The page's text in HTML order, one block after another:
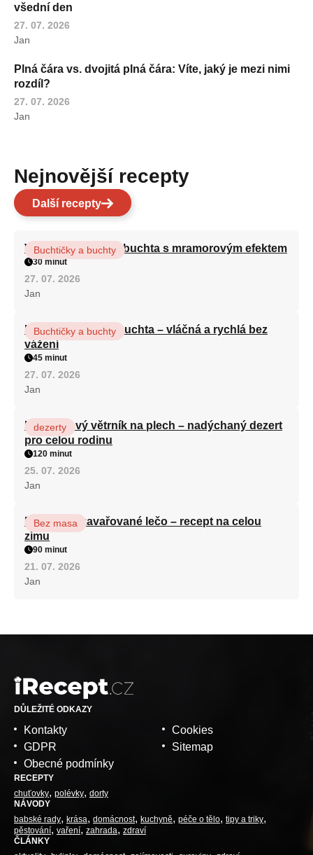
všední den
27. 07. 2026
Jan
Plná čára vs. dvojitá plná čára: Víte, jaký je mezi nimi
rozdíl?
27. 07. 2026
Jan
Nejnovější recepty
Další recepty
Vláčná olejová litá buchta s mramorovým efektem
Buchtičky a buchty
30 minut
27. 07. 2026
Jan
Hrnková maková buchta – vláčná a rychlá bez
vážení
Buchtičky a buchty
45 minut
27. 07. 2026
Jan
Karamelový větrník na plech – nadýchaný dezert
pro celou rodinu
dezerty
120 minut
25. 07. 2026
Jan
Babiččino zavařované lečo – recept na celou
zimu
Bez masa
90 minut
21. 07. 2026
Jan
DŮLEŽITÉ ODKAZY
Kontakty
GDPR
Obecné podmínky
Cookies
Sitemap
RECEPTY
chuťovky polévky dorty
NÁVODY
babské rady krása domácnost kuchyně péče o tělo tipy a triky
pěstování vaření zahrada
zdraví
ČLÁNKY